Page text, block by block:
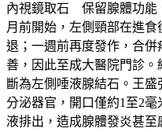
內視鏡取石 保留腺體功能
月前開始，左側頸部在進
退；一週前再度發作，合
善，因此至成大醫院門診
斷為左側唾液腺結石。王
分泌器官，開口僅約1至2
液排出，造成腺體發炎甚至